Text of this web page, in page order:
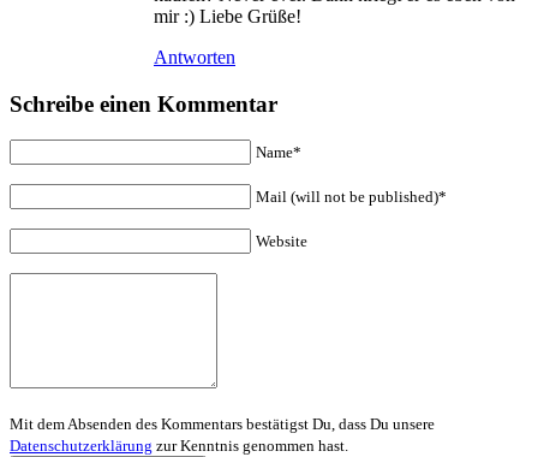
mir :) Liebe Grüße!
Antworten
Schreibe einen Kommentar
Name*
Mail (will not be published)*
Website
Mit dem Absenden des Kommentars bestätigst Du, dass Du unsere
Datenschutzerklärung zur Kenntnis genommen hast.